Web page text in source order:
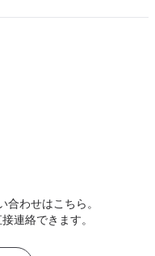
わせはこちら。
連絡できます。